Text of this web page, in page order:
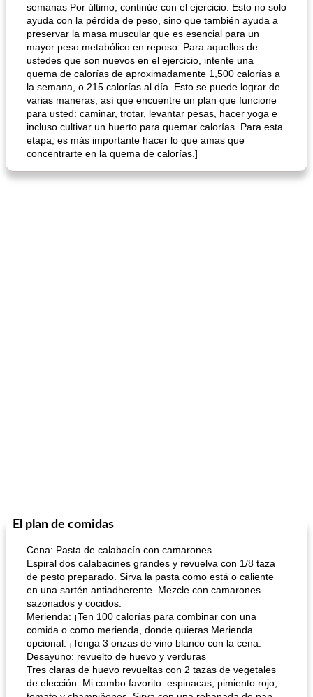
semanas Por último, continúe con el ejercicio. Esto no solo
ayuda con la pérdida de peso, sino que también ayuda a
preservar la masa muscular que es esencial para un
mayor peso metabólico en reposo. Para aquellos de
ustedes que son nuevos en el ejercicio, intente una
quema de calorías de aproximadamente 1,500 calorías a
la semana, o 215 calorías al día. Esto se puede lograr de
varias maneras, así que encuentre un plan que funcione
para usted: caminar, trotar, levantar pesas, hacer yoga e
incluso cultivar un huerto para quemar calorías. Para esta
etapa, es más importante hacer lo que amas que
concentrarte en la quema de calorías.]
El plan de comidas
Cena: Pasta de calabacín con camarones
Espiral dos calabacines grandes y revuelva con 1/8 taza
de pesto preparado. Sirva la pasta como está o caliente
en una sartén antiadherente. Mezcle con camarones
sazonados y cocidos.
Merienda: ¡Ten 100 calorías para combinar con una
comida o como merienda, donde quieras Merienda
opcional: ¡Tenga 3 onzas de vino blanco con la cena.
Desayuno: revuelto de huevo y verduras
Tres claras de huevo revueltas con 2 tazas de vegetales
de elección. Mi combo favorito: espinacas, pimiento rojo,